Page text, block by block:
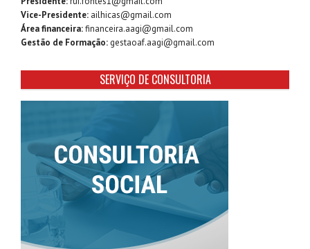
Vice-Presidente: ailhicas@gmail.com
Área financeira:financeira.aagi@gmail.com
Gestão de Formação: gestaoaf.aagi@gmail.com
SERVIÇO DE CONSULTORIA